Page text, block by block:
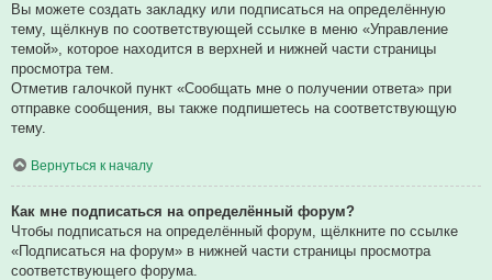
Вы можете создать закладку или подписаться на определённую
тему, щёлкнув по соответствующей ссылке в меню «Управление
темой», которое находится в верхней и нижней части страницы
просмотра тем.
Отметив галочкой пункт «Сообщать мне о получении ответа» при
отправке сообщения, вы также подпишетесь на соответствующую
тему.
Вернуться к началу
Как мне подписаться на определённый форум?
Чтобы подписаться на определённый форум, щёлкните по ссылке
«Подписаться на форум» в нижней части страницы просмотра
соответствующего форума.